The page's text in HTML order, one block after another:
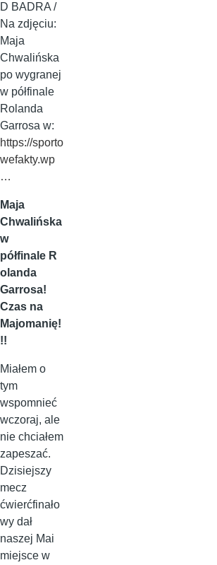
D BADRA /
Na zdjęciu:
Maja
Chwalińska
po wygranej
w półfinale
Rolanda
Garrosa w:
https://sporto
wefakty.wp
…
Maja
Chwalińska
w
półfinale R
olanda
Garrosa!
Czas na
Majomanię!
!!
Miałem o
tym
wspomnieć
wczoraj, ale
nie chciałem
zapeszać.
Dzisiejszy
mecz
ćwierćfinało
wy dał
naszej Mai
miejsce w